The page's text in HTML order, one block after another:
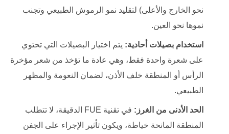
نحو الخارج والأعلى) لتقليد نمو الرموش الطبيعي وتجنب
نموها نحو العين.
استخدام بصيلات أحادية: يتم اختيار البصيلات التي تحتوي
على شعرة واحدة فقط، وهي عادة ما تؤخذ من شعر مؤخرة
الرأس أو المنطقة خلف الأذن، لضمان النعومة والمظهر
الطبيعي.
الحد الأدنى من الغرز:
في تقنية FUE الدقيقة، لا تتطلب
المنطقة المانحة خياطة، ويكون تأثير الإجراء على الجفن